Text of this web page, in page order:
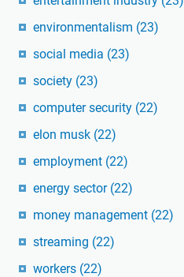
environmentalism (23)
social media (23)
society (23)
computer security (22)
elon musk (22)
employment (22)
energy sector (22)
money management (22)
streaming (22)
workers (22)